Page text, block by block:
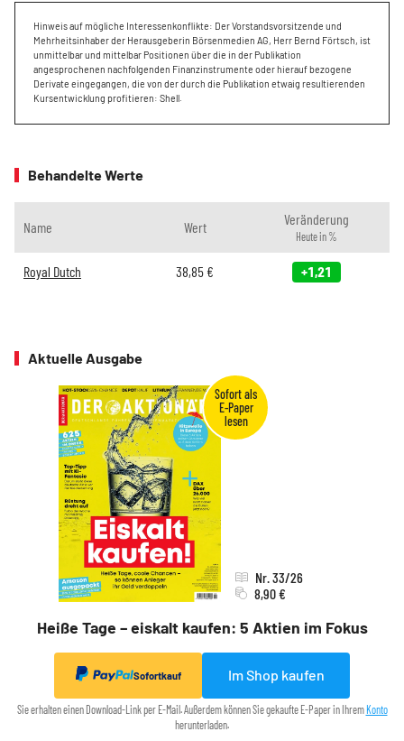
Hinweis auf mögliche Interessenkonflikte: Der Vorstandsvorsitzende und
Mehrheitsinhaber der Herausgeberin Börsenmedien AG, Herr Bernd Förtsch, ist
unmittelbar und mittelbar Positionen über die in der Publikation
angesprochenen nachfolgenden Finanzinstrumente oder hierauf bezogene
Derivate eingegangen, die von der durch die Publikation etwaig resultierenden
Kursentwicklung profitieren: Shell.
Behandelte Werte
Name Wert Veränderung
Heute in %
Royal Dutch 38,85 € +1,21
Aktuelle Ausgabe
Heiße Tage – eiskalt kaufen: 5 Aktien im Fokus
Nr. 33/26
8,90 €
Sofortkauf Im Shop kaufen
Sie erhalten einen Download-Link per E-Mail. Außerdem können Sie gekaufte E-Paper in IhremKonto
herunterladen.